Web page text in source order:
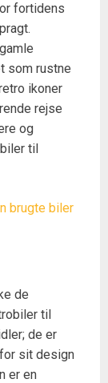
fortidens
som rustne
ikoner
rejse
og
til
brugte biler
de
til
de er
sit design
er en